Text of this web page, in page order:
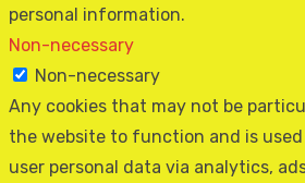
personal information.
Non-necessary
Non-necessary
Any cookies that may not be
the website to function and is
user personal data via analytics,